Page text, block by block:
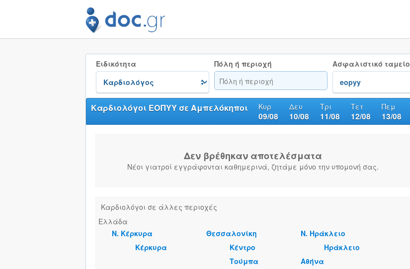
Ειδικότητα Πόλη ή περιοχή Ασφαλιστικό ταμείο
Κυρ
09/08
Δευ
10/08
Τρι
11/08
Τετ
12/08
Πεμ
13/08
Καρδιολόγοι ΕΟΠΥΥ σε Αμπελόκηποι
Δεν βρέθηκαν αποτελέσματα
Νέοι γιατροί εγγράφονται καθημερινά, ζητάμε μόνο την υπομονή σας.
Καρδιολόγοι σε άλλες περιοχές
Ελλάδα
Ν. Κέρκυρα
Κέρκυρα
Θεσσαλονίκη
Κέντρο
Τούμπα
Ν. Ηράκλειο
Ηράκλειο
Αθήνα